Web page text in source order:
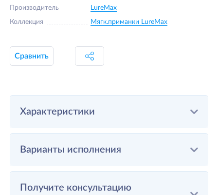
Производитель LureMax
Коллекция Мягк.приманки LureMax
Сравнить
Характеристики
Варианты исполнения
Получите консультацию